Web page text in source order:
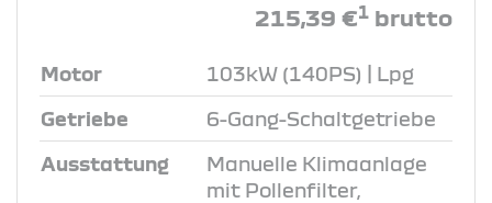
215,39 €1 brutto
Motor 103kW (140PS) | Lpg
Getriebe 6-Gang-Schaltgetriebe
Ausstattung
Manuelle Klimaanlage
mit Pollenfilter,